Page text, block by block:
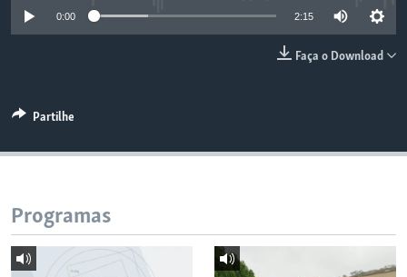
0:00 2:15
Faça o Download
Partilhe
Programas